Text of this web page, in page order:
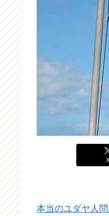
本当のユダヤ人